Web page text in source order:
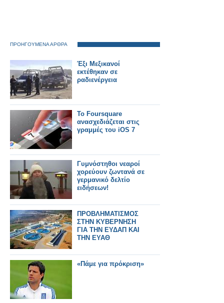
ΠΡΟΗΓΟΥΜΕΝΑ ΑΡΘΡΑ
Έξι Μεξικανοί
εκτέθηκαν σε
ραδιενέργεια
Το Foursquare
ανασχεδιάζεται στις
γραμμές του iOS 7
Γυμνόστηθοι νεαροί
χορεύουν ζωντανά σε
γερμανικό δελτίο
ειδήσεων!
ΠΡΟΒΛΗΜΑΤΙΣΜΟΣ
ΣΤΗΝ ΚΥΒΕΡΝΗΣΗ
ΓΙΑ ΤΗΝ ΕΥΔΑΠ ΚΑΙ
ΤΗΝ ΕΥΑΘ
«Πάμε για πρόκριση»